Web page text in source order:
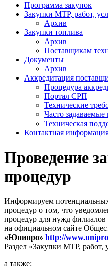
Программа закупок
Закупки МТР, работ,
Архив
Закупки топлива
Архив
Поставщикам
Документы
Архив
Аккредитация
Процедура
Портал СРП
Технические
Часто
Техническая
Контактная
Проведение
процедур
Информируем
процедур о том, что
процедур для нужд
на официальном сайте
«Юнипро» http://
Раздел «Закупки МТР, работ,
а также: